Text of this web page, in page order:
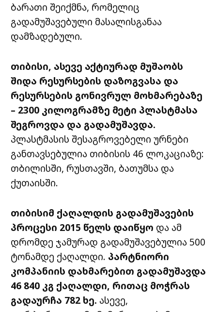
ბარათი შეიქმნა, რომელიც
გადამუშავებული მასალისგანაა
დამზადებული.
თიბისი, ასევე აქტიურად მუშაობს
შიდა რესურსების დაზოგვასა და
რესურსების გონივრულ მოხმარებაზე
– 2300 კილოგრამზე მეტი პლასტმასა
შეგროვდა და გადამუშავდა.
პლასტმასის შესაგროვებელი ურნები
განთავსებულია თიბისის 46 ლოკაციაზე:
თბილისში, რუსთავში, ბათუმსა და
ქუთაისში.
თიბისიმ ქაღალდის გადამუშავების
პროცესი 2015 წელს დაიწყო და ამ
დრომდე ჯამურად გადამუშავებულია 500
ტონამდე ქაღალდი. პარტნიორი
კომპანიის დახმარებით გადამუშავდა
46 840 კგ ქაღალდი, რითაც მოჭრას
გადაურჩა 782 ხე. ასევე,